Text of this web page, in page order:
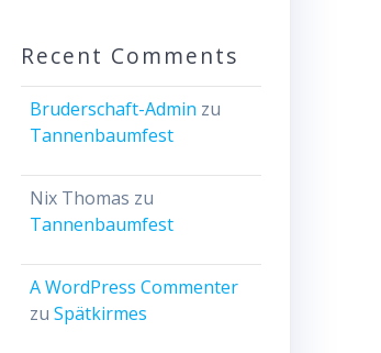
Recent Comments
Bruderschaft-Admin zu
Tannenbaumfest
Nix Thomas zu
Tannenbaumfest
A WordPress Commenter
zu Spätkirmes